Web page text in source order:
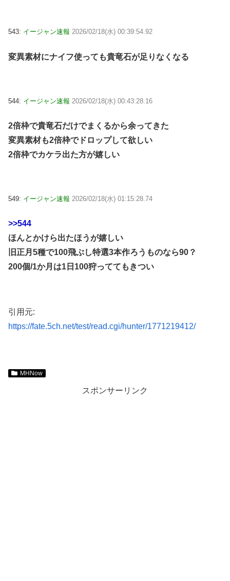
543: イージャン速報 2026/02/18(水) 00:39:54.92
変異素材にナイフ使っても貴竜石が足りなくなる
544: イージャン速報 2026/02/18(水) 00:43:28.16
2倍枠で貴竜石だけでまくるから余ってきた
変異素材も2倍枠でドロップして欲しい
2倍枠でカケラ出た方が嬉しい
549: イージャン速報 2026/02/18(水) 01:15:28.74
>>544
ほんとかけら出たほうが嬉しい
旧正月5種で100飛ぶし特選3本作ろうものなら90？
200個/1か月は1日100狩っててもきつい
引用元:
https://fate.5ch.net/test/read.cgi/hunter/1771219412/
MHNow
スポンサーリンク